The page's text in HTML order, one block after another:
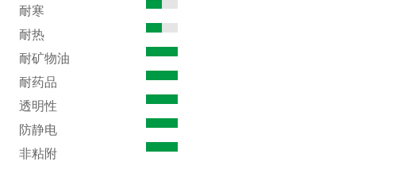
耐寒
耐热
耐矿物油
耐药品
透明性
防静电
非粘附